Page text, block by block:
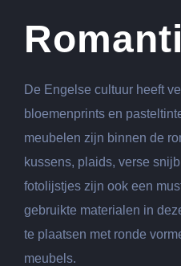
De Engelse cultuur heeft
bloemenprints en
meubelen zijn binnen de
kussens, plaids, verse
fotolijstjes zijn ook een
gebruikte materialen in
te plaatsen met ronde
meubels.